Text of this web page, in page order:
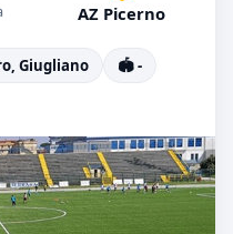
AZ Picerno
Giugliano
🏟️ -